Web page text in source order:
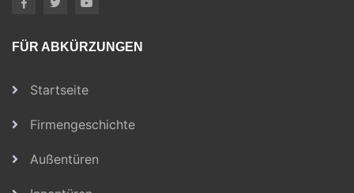
FÜR ABKÜRZUNGEN
Startseite
Firmengeschichte
Außentüren